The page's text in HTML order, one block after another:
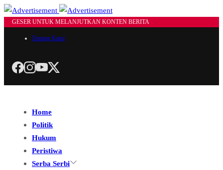
GESER UNTUK MELANJUTKAN KONTEN BERITA
Tentang Kami
Home
Politik
Hukum
Peristiwa
Serba Serbi